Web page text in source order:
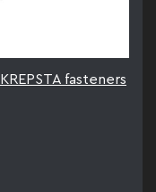
fasteners